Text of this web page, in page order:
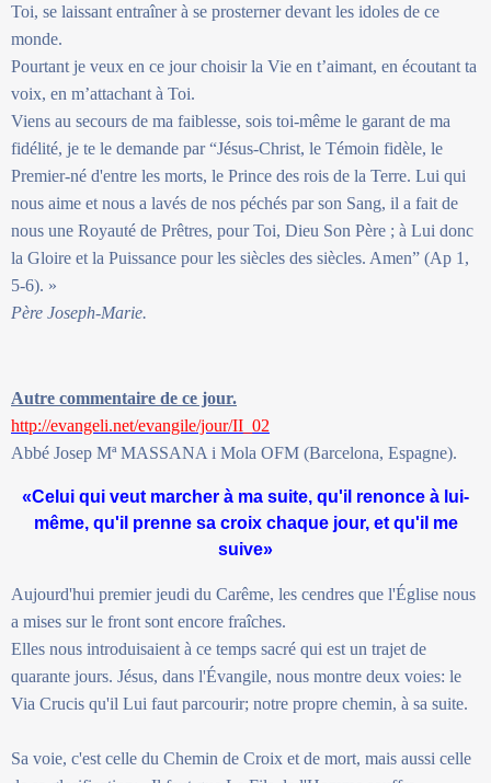
Toi, se laissant entraîner à se prosterner devant les idoles de ce
monde.
Pourtant je veux en ce jour choisir la Vie en t’aimant, en écoutant ta
voix, en m’attachant à Toi.
Viens au secours de ma faiblesse, sois toi-même le garant de ma
fidélité, je te le demande par “Jésus-Christ, le Témoin fidèle, le
Premier-né d'entre les morts, le Prince des rois de la Terre. Lui qui
nous aime et nous a lavés de nos péchés par son Sang, il a fait de
nous une Royauté de Prêtres, pour Toi, Dieu Son Père ; à Lui donc
la Gloire et la Puissance pour les siècles des siècles. Amen” (Ap 1,
5-6). »
Père Joseph-Marie.
Autre commentaire de ce jour.
http://evangeli.net/evangile/jour/II_02
Abbé Josep Mª MASSANA i Mola OFM (Barcelona, Espagne).
«Celui qui veut marcher à ma suite, qu'il renonce à lui-
même, qu'il prenne sa croix chaque jour, et qu'il me
suive»
Aujourd'hui premier jeudi du Carême, les cendres que l'Église nous
a mises sur le front sont encore fraîches.
Elles nous introduisaient à ce temps sacré qui est un trajet de
quarante jours. Jésus, dans l'Évangile, nous montre deux voies: le
Via Crucis qu'il Lui faut parcourir; notre propre chemin, à sa suite.
Sa voie, c'est celle du Chemin de Croix et de mort, mais aussi celle